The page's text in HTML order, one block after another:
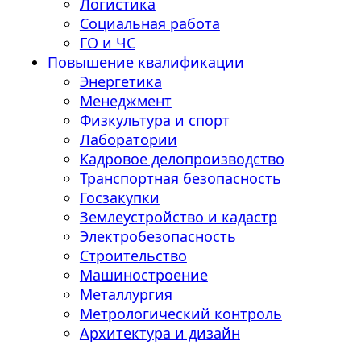
Логистика
Социальная работа
ГО и ЧС
Повышение квалификации
Энергетика
Менеджмент
Физкультура и спорт
Лаборатории
Кадровое делопроизводство
Транспортная безопасность
Госзакупки
Землеустройство и кадастр
Электробезопасность
Строительство
Машиностроение
Металлургия
Метрологический контроль
Архитектура и дизайн